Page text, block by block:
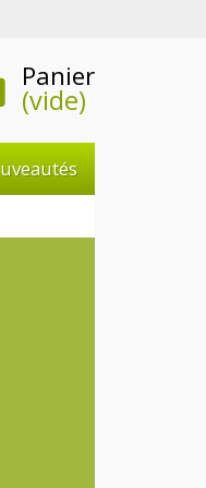
Panier
(vide)